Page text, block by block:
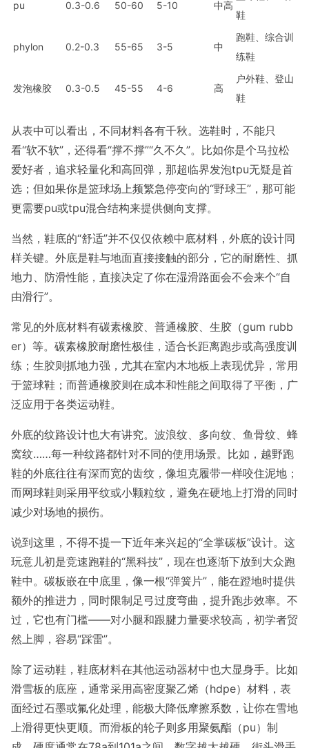
pu 0.3-0.6 50-60 5-10 中高
鞋
phylon 0.2-0.3 55-65 3-5 中
跑鞋、综合训
练鞋
发泡橡胶 0.3-0.5 45-55 4-6 高
户外鞋、登山
鞋
从表中可以看出，不同材料各有千秋。选鞋时，不能只
看“软不软”，还得看“撑不撑”“久不久”。比如你是个马拉松
爱好者，追求轻量化和高回弹，那超临界发泡tpu无疑是首
选；但如果你是篮球场上频繁急停变向的“野球王”，那可能
更需要pu或tpu混合结构来提供侧向支撑。
当然，鞋底的“舒适”并不仅仅依赖中底材料，外底的设计同
样关键。外底是鞋与地面直接接触的部分，它的耐磨性、抓
地力、防滑性能，直接决定了你在湿滑路面会不会来个“自
由滑行”。
常见的外底材料有碳素橡胶、普通橡胶、生胶（gum rubb
er）等。碳素橡胶耐磨性极佳，适合长距离跑步或高强度训
练；生胶则抓地力强，尤其在室内木地板上表现优异，常用
于篮球鞋；而普通橡胶则在成本和性能之间取得了平衡，广
泛应用于各类运动鞋。
外底的纹路设计也大有讲究。波浪纹、多向纹、鱼骨纹、蜂
窝纹……每一种纹路都针对不同的使用场景。比如，越野跑
鞋的外底往往有深而宽的齿纹，像坦克履带一样咬住泥地；
而网球鞋则采用平纹或小颗粒纹，避免在硬地上打滑的同时
减少对场地的损伤。
说到这里，不得不提一下近年来兴起的“全掌碳板”设计。这
玩意儿初是竞速跑鞋的“黑科技”，现在也逐渐下放到大众跑
鞋中。碳板嵌在中底里，像一根“弹簧片”，能在蹬地时提供
额外的推进力，同时限制足弓过度弯曲，提升跑步效率。不
过，它也有门槛——对小腿和跟腱力量要求较高，初学者贸
然上脚，容易“踩雷”。
除了运动鞋，鞋底材料在其他运动器材中也大显身手。比如
滑雪板的底座，通常采用高密度聚乙烯（hdpe）材料，表
面经过石墨或氟化处理，能极大降低摩擦系数，让你在雪地
上滑得更快更顺。而滑板的轮子则多用聚氨酯（pu）制